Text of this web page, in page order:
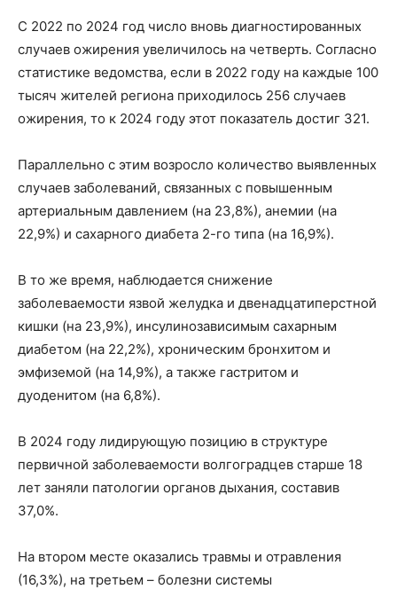
С 2022 по 2024 год число вновь диагностированных
случаев ожирения увеличилось на четверть. Согласно
статистике ведомства, если в 2022 году на каждые 100
тысяч жителей региона приходилось 256 случаев
ожирения, то к 2024 году этот показатель достиг 321.
Параллельно с этим возросло количество выявленных
случаев заболеваний, связанных с повышенным
артериальным давлением (на 23,8%), анемии (на
22,9%) и сахарного диабета 2-го типа (на 16,9%).
В то же время, наблюдается снижение
заболеваемости язвой желудка и двенадцатиперстной
кишки (на 23,9%), инсулинозависимым сахарным
диабетом (на 22,2%), хроническим бронхитом и
эмфиземой (на 14,9%), а также гастритом и
дуоденитом (на 6,8%).
В 2024 году лидирующую позицию в структуре
первичной заболеваемости волгоградцев старше 18
лет заняли патологии органов дыхания, составив
37,0%.
На втором месте оказались травмы и отравления
(16,3%), на третьем – болезни системы